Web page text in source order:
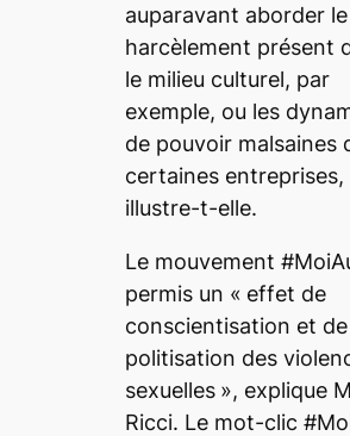
auparavant aborder le
harcèlement présent
le milieu culturel, par
exemple, ou les
de pouvoir malsaines
certaines entreprises,
illustre-t-elle.
Le mouvement
permis un « effet de
conscientisation et de
politisation des
sexuelles », explique
Ricci. Le mot-clic